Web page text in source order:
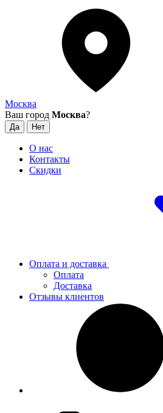
Москва
Ваш город Москва?
О нас
Контакты
Скидки
Оплата и доставка
Оплата
Доставка
Отзывы клиентов